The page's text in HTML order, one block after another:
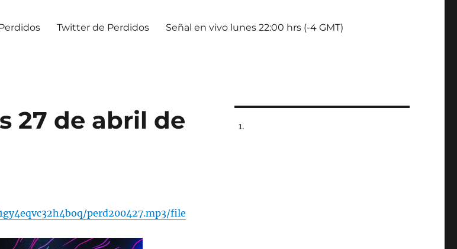
Twitter de Perdidos Señal en vivo lunes 22:00 hrs (-4 GMT)
27 de abril de
perd200427.mp3/file